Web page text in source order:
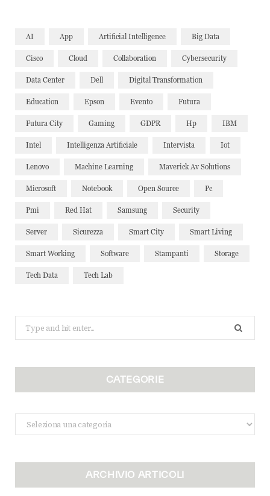
AI App Artificial Intelligence Big Data
Cisco Cloud Collaboration Cybersecurity
Data Center Dell Digital Transformation
Education Epson Evento Futura
Futura City Gaming GDPR Hp IBM
Intel Intelligenza Artificiale Intervista Iot
Lenovo Machine Learning Maverick Av Solutions
Microsoft Notebook Open Source Pc
Pmi Red Hat Samsung Security
Server Sicurezza Smart City Smart Living
Smart Working Software Stampanti Storage
Tech Data Tech Lab
for:
CATEGORIE
Categorie
ARCHIVIO ARTICOLI